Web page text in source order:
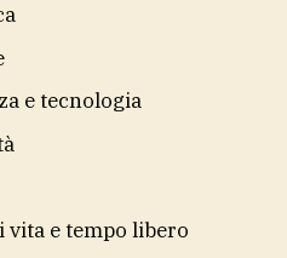
e tecnologia
vita e tempo libero